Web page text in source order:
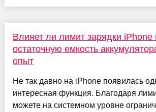
Влияет ли лимит зарядки iPhone
остаточную емкость
опыт
Не так давно на iPhone появилась
интересная функция. Благодаря
можете на системном уровне